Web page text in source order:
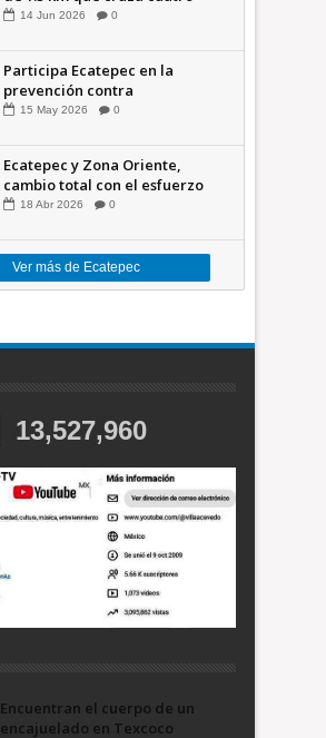
comunidades +Video
14 Jun 2026 0
Participa Ecatepec en la
prevención contra
inundaciones en el Valle de
15 May 2026 0
Ecatepec y Zona Oriente,
cambio total con el esfuerzo
conjunto: Azucena; retiran 21
18 Abr 2026 0
Ver más de Ecatepec
13,527,960
Encuentran el cuerpo de un
encajuelado en Texcoco